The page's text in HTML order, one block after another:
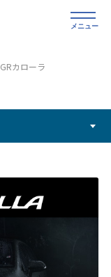
メニュー
GRカローラ